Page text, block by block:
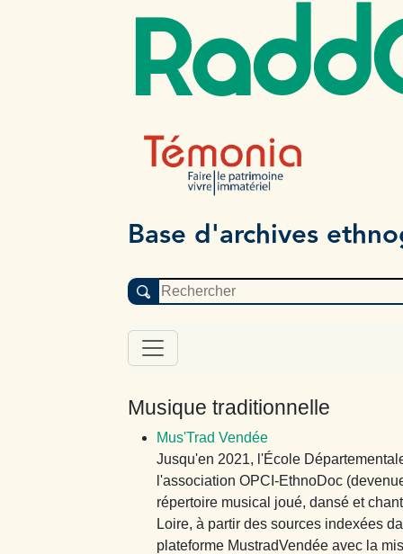
Base d'archives
Musique traditionnelle
Mus'Trad Vendée
Jusqu'en 2021, l'École
l'association OPCI-EthnoDoc
répertoire musical joué, dansé et
Loire, à partir des sources indexées
plateforme MustradVendée avec la